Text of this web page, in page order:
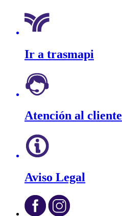
Ir a trasmapi
Atención al cliente
Aviso Legal